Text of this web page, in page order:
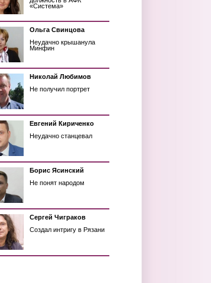
«Система»
Ольга Свинцова
Неудачно крышанула
Минфин
Николай Любимов
Не получил портрет
Евгений Кириченко
Неудачно станцевал
Борис Ясинский
Не понят народом
Сергей Чиграков
Создал интригу в Рязани